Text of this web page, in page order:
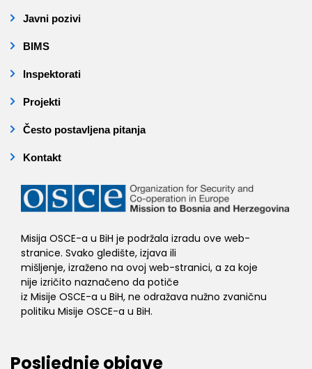
Javni pozivi
BIMS
Inspektorati
Projekti
Često postavljena pitanja
Kontakt
Misija OSCE-a u BiH je podržala izradu ove web-
stranice. Svako gledište, izjava ili
mišljenje, izraženo na ovoj web-stranici, a za koje
nije izričito naznačeno da potiče
iz Misije OSCE-a u BiH, ne odražava nužno zvaničnu
politiku Misije OSCE-a u BiH.
Posljednje objave